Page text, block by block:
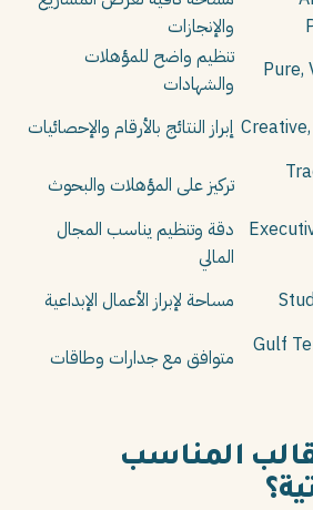
والإنجازات
Pure,
تنظيم واضح للمؤهلات
والشهادات
إبراز النتائج بالأرقام والإحصائيات
تركيز على المؤهلات والبحوث
دقة وتنظيم يناسب المجال
المالي
مساحة لإبراز الأعمال الإبداعية
Gulf
متوافق مع جدارات وطاقات
المناسب